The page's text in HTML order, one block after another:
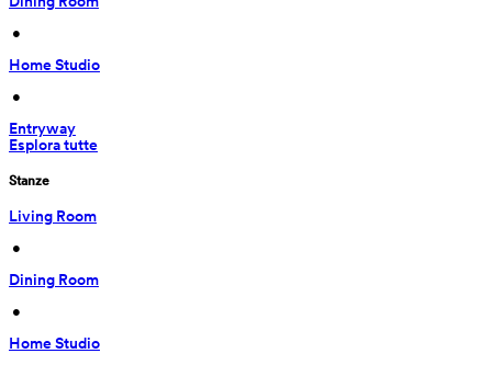
•
Home Studio
•
Entryway
Esplora tutte
Stanze
Living Room
•
Dining Room
•
Home Studio